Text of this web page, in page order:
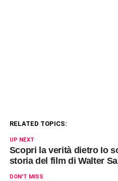
RELATED TOPICS:
UP NEXT
Scopri la verità dietro Io
storia del film di Walter
DON'T MISS